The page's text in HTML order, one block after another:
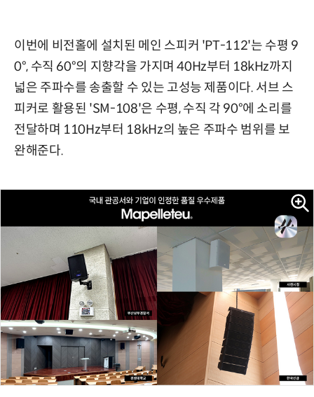
이번에 비전홀에 설치된 메인 스피커 'PT-112'는 수평 9
0°, 수직 60°의 지향각을 가지며 40Hz부터 18kHz까지
넓은 주파수를 송출할 수 있는 고성능 제품이다. 서브 스
피커로 활용된 'SM-108'은 수평, 수직 각 90°에 소리를
전달하며 110Hz부터 18kHz의 높은 주파수 범위를 보
완해준다.